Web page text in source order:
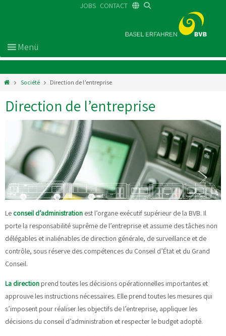
JOBS CONTACT
Société Direction de l’entreprise
Direction de l’entreprise
Le conseil d’administration est l’organe exécutif supérieur de la BVB. Il
porte la responsabilité suprême de l’entreprise et assume des tâches non
délégables et inaliénables de direction générale, de surveillance et de
contrôle, sous réserve des compétences du Conseil d’État et du Grand
Conseil.
La direction prend toutes les décisions opérationnelles importantes et
approuve les instructions nécessaires. Elle prend toutes les mesures qui
s’imposent pour réaliser les objectifs de l’entreprise, appliquer les
décisions du conseil d’administration et respecter le budget adopté.